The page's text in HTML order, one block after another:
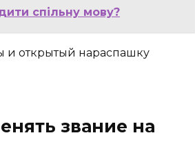
спільну мову?
и открытый нараспашку
звание на